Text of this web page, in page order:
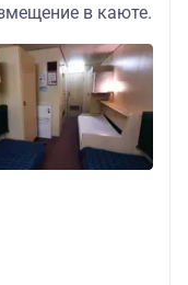
в каюте.